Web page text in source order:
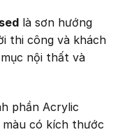
là sơn hướng
thi công và khách
nội thất và
phần Acrylic
có kích thước